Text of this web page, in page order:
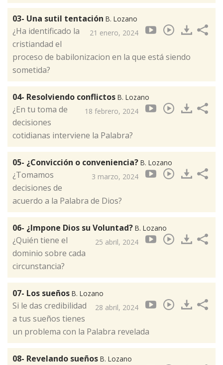
03- Una sutil tentación B. Lozano
21 enero, 2024
¿Ha identificado la
cristiandad el
proceso de babilonizacion en la que está siendo
sometida?
04- Resolviendo conflictos B. Lozano
18 febrero, 2024
¿En tu toma de
decisiones
cotidianas interviene la Palabra?
05- ¿Convicción o conveniencia? B. Lozano
3 marzo, 2024
¿Tomamos
decisiones de
acuerdo a la Palabra de Dios?
06- ¿Impone Dios su Voluntad? B. Lozano
25 abril, 2024
¿Quién tiene el
dominio sobre cada
circunstancia?
07- Los sueños B. Lozano
28 abril, 2024
Si le das credibilidad
a tus sueños tienes
un problema con la Palabra revelada
08- Revelando sueños B. Lozano